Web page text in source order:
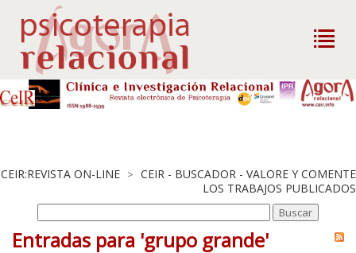
CEIR:REVISTA ON-LINE > CEIR - BUSCADOR - VALORE Y COMENTE
LOS TRABAJOS PUBLICADOS
Entradas para 'grupo grande'